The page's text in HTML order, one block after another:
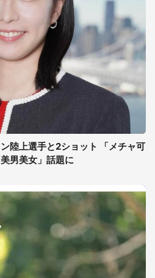
陸上選手と2ショット 「メチャ可
男美女」話題に